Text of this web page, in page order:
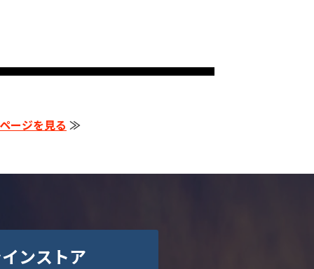
ージを見る ≫
ンストア